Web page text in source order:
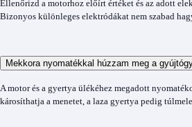
Ellenőrizd a motorhoz előírt értéket és az adott
Bizonyos különleges elektródákat nem szabad
Mekkora nyomatékkal húzzam meg a
A motor és a gyertya ülékéhez megadott
károsíthatja a menetet, a laza gyertya pedig